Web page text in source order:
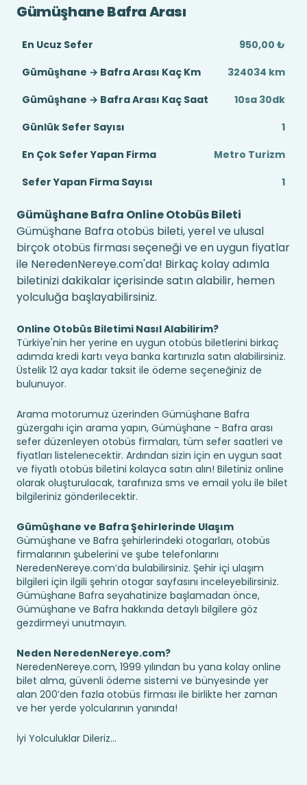
Gümüşhane Bafra Arası
En Ucuz Sefer
950,00 ₺
Gümüşhane → Bafra Arası Kaç Km
324034 km
Gümüşhane → Bafra Arası Kaç Saat
10sa 30dk
Günlük Sefer Sayısı
1
En Çok Sefer Yapan Firma
Metro Turizm
Sefer Yapan Firma Sayısı
1
Gümüşhane Bafra Online Otobüs Bileti
Gümüşhane Bafra otobüs bileti, yerel ve ulusal
birçok otobüs firması seçeneği ve en uygun fiyatlar
ile NeredenNereye.com'da! Birkaç kolay adımla
biletinizi dakikalar içerisinde satın alabilir, hemen
yolculuğa başlayabilirsiniz.
Online Otobüs Biletimi Nasıl Alabilirim?
Türkiye'nin her yerine en uygun otobüs biletlerini birkaç
adımda kredi kartı veya banka kartınızla satın alabilirsiniz.
Üstelik 12 aya kadar taksit ile ödeme seçeneğiniz de
bulunuyor.
Arama motorumuz üzerinden Gümüşhane Bafra
güzergahı için arama yapın, Gümüşhane - Bafra arası
sefer düzenleyen otobüs firmaları, tüm sefer saatleri ve
fiyatları listelenecektir. Ardından sizin için en uygun saat
ve fiyatlı otobüs biletini kolayca satın alın! Biletiniz online
olarak oluşturulacak, tarafınıza sms ve email yolu ile bilet
bilgileriniz gönderilecektir.
Gümüşhane ve Bafra Şehirlerinde Ulaşım
Gümüşhane ve Bafra şehirlerindeki otogarları, otobüs
firmalarının şubelerini ve şube telefonlarını
NeredenNereye.com’da bulabilirsiniz. Şehir içi ulaşım
bilgileri için ilgili şehrin otogar sayfasını inceleyebilirsiniz.
Gümüşhane Bafra seyahatinize başlamadan önce,
Gümüşhane ve Bafra hakkında detaylı bilgilere göz
gezdirmeyi unutmayın.
Neden NeredenNereye.com?
NeredenNereye.com, 1999 yılından bu yana kolay online
bilet alma, güvenli ödeme sistemi ve bünyesinde yer
alan 200’den fazla otobüs firması ile birlikte her zaman
ve her yerde yolcularının yanında!
İyi Yolculuklar Dileriz...